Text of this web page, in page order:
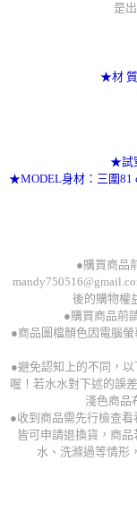
是
★材 質
★試
★MODEL身材：三圍81
●購買商品
後的購物權
●購買商品前
●商品圖檔顏色因電腦
●避免認知上的不同，
喔！若水水對下述的誤
淺色商品
●收到商品需先行檢查看
皆可申請退換貨，商
水、洗滌過等情形